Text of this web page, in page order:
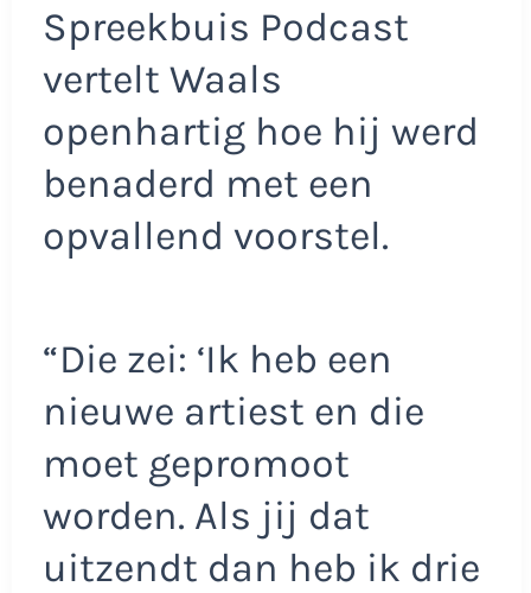
Spreekbuis Podcast
vertelt Waals
openhartig hoe hij werd
benaderd met een
opvallend voorstel.
“Die zei: ‘Ik heb een
nieuwe artiest en die
moet gepromoot
worden. Als jij dat
uitzendt dan heb ik drie